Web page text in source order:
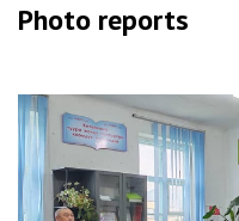
Photo reports